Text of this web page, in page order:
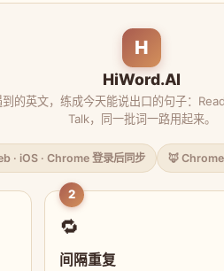
H
HiWord.AI
到的英文，练成今天能说出口的句子：
Talk，同一批词一路用起来。
· iOS · Chrome 登录后同步 🦊
2
🔁
间隔重复